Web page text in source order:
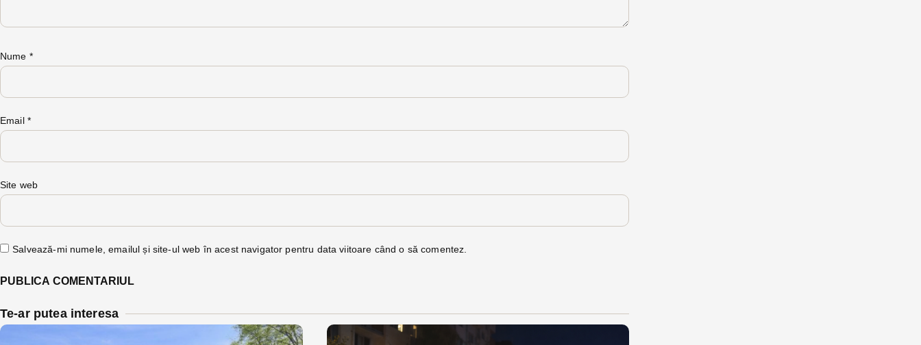
Nume *
Email *
Site web
Salvează-mi numele, emailul și site-ul web în acest navigator pentru data viitoare când o să comentez.
Te-ar putea interesa